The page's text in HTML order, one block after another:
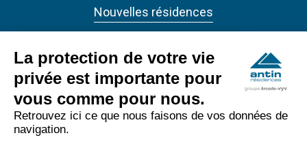
Nouvelles résidences
ANTIN RÉSIDENCES 2022 - Tous droits réservés
La protection de votre vie
privée est importante pour
vous comme pour nous.
Retrouvez ici ce que nous faisons de vos données de
navigation.